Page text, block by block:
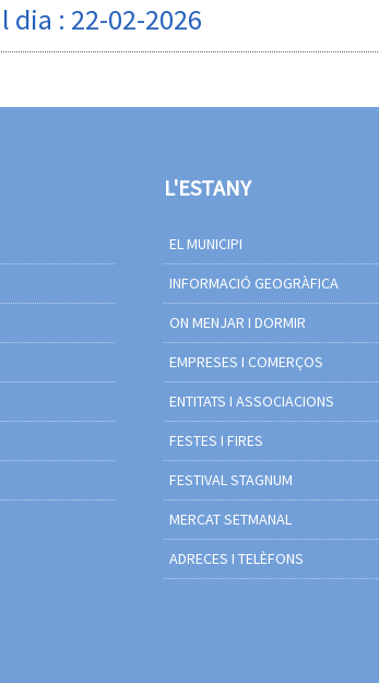
dia : 22-02-2026
L'ESTANY
EL MUNICIPI
INFORMACIÓ GEOGRÀFICA
ON MENJAR I DORMIR
EMPRESES I COMERÇOS
ENTITATS I ASSOCIACIONS
FESTES I FIRES
FESTIVAL STAGNUM
MERCAT SETMANAL
ADRECES I TELÈFONS